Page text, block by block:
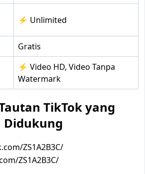
⚡ Unlimited
Gratis
⚡ Video HD, Video Tanpa
Watermark
TikTok yang
Didukung
ZS1A2B3C/
ZS1A2B3C/